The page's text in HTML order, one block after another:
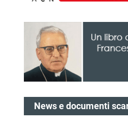
News e documenti